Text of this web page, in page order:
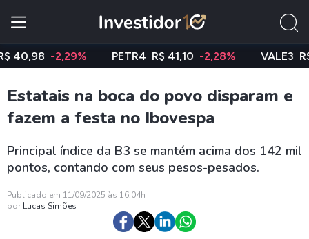
-2,29% PETR4 R$ 41,10 -2,28% VALE3 R$
Estatais na boca do povo disparam e
fazem a festa no Ibovespa
Principal índice da B3 se mantém acima dos 142 mil
pontos, contando com seus pesos-pesados.
Publicado em 11/09/2025 às 16:04h
por Lucas Simões